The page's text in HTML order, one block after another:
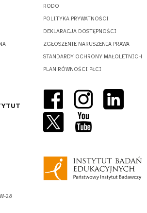
RODO
POLITYKA PRYWATNOŚCI
DEKLARACJA DOSTĘPNOŚCI
ZGŁOSZENIE NARUSZENIA PRAWA
STANDARDY OCHRONY MAŁOLETNICH
PLAN RÓWNOŚCI PŁCI
28